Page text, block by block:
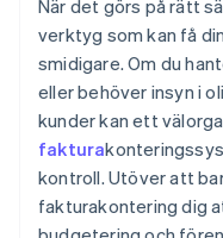
Var konsekvent med
Skriv en
Integrera med ditt
automatisera där du
Granska och justera
Avdelnings- och
Projektspecifika
Kostnadsställekoder
Platsbaserade
När det görs på rätt
verktyg som kan få
smidigare. Om du
eller behöver insyn i
kunder kan ett
faktura
kontroll. Utöver att
fakturakontering dig